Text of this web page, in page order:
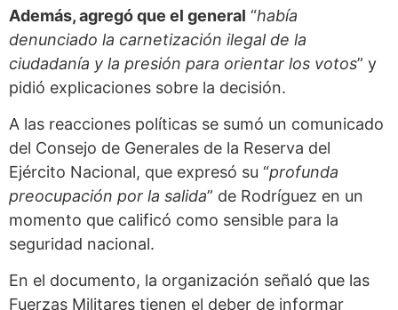
Además, agregó que el general “había
denunciado la carnetización ilegal de la
ciudadanía y la presión para orientar los votos” y
pidió explicaciones sobre la decisión.
A las reacciones políticas se sumó un comunicado
del Consejo de Generales de la Reserva del
Ejército Nacional, que expresó su “profunda
preocupación por la salida” de Rodríguez en un
momento que calificó como sensible para la
seguridad nacional.
En el documento, la organización señaló que las
Fuerzas Militares tienen el deber de informar